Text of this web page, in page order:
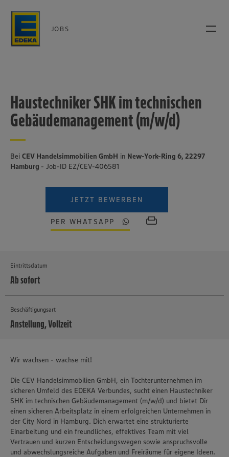
JOBS
Haustechniker SHK im technischen
Gebäudemanagement (m/w/d)
Bei CEV Handelsimmobilien GmbH in New-York-Ring 6, 22297
Hamburg - Job-ID EZ/CEV-406581
JETZT BEWERBEN
PER WHATSAPP
Eintrittsdatum
Ab sofort
Beschäftigungsart
Anstellung, Vollzeit
Wir wachsen - wachse mit!
Die CEV Handelsimmobilien GmbH, ein Tochterunternehmen im
sicheren Umfeld des EDEKA Verbundes, sucht einen Haustechniker
SHK im technischen Gebäudemanagement (m/w/d) und bietet Dir
einen sicheren Arbeitsplatz in einem erfolgreichen Unternehmen in
der City Nord in Hamburg. Dich erwartet eine strukturierte
Einarbeitung und ein freundliches, effektives Team mit viel
Vertrauen und kurzen Entscheidungswegen sowie anspruchsvolle
und abwechslungsreiche Aufgaben und Freiräume für eigene Ideen.